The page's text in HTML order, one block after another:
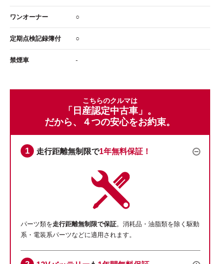
ワンオーナー ○
定期点検記録簿付 ○
禁煙車 -
こちらのクルマは
「日産認定中古車」。
だから、４つの安心をお約束。
走行距離無制限で1年無料保証！
パーツ類を走行距離無制限で保証。消耗品・油脂類を除く駆動
系・電装系パーツなどに適用されます。